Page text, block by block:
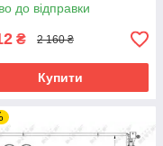
до відправки
₴ 2 160 ₴
Купити